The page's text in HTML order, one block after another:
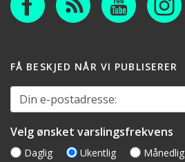
FÅ BESKJED NÅR VI PUBLISERER
Din e-postadresse:
Velg ønsket varslingsfrekvens
Daglig Ukentlig Månedlig